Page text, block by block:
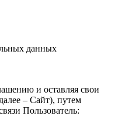
данных
и оставляя свои
– Сайт), путем
Пользователь: